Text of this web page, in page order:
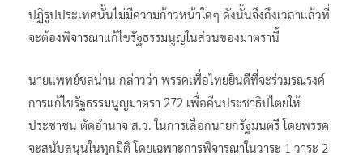
ปฏิรูปประเทศนั้นไม่มีความก้าวหน้าใดๆ ดังนั้นจึงถึงเวลาแล้วที่
จะต้องพิจารณาแก้ไขรัฐธรรมนูญในส่วนของมาตรานี้
นายแพทย์ชลน่าน กล่าวว่า พรรคเพื่อไทยยินดีที่จะร่วมรณรงค์
การแก้ไขรัฐธรรมนูญมาตรา 272 เพื่อคืนประชาธิปไตยให้
ประชาชน ตัดอำนาจ ส.ว. ในการเลือกนายกรัฐมนตรี โดยพรรค
จะสนับสนุนในทุกมิติ โดยเฉพาะการพิจารณาในวาระ 1 วาระ 2